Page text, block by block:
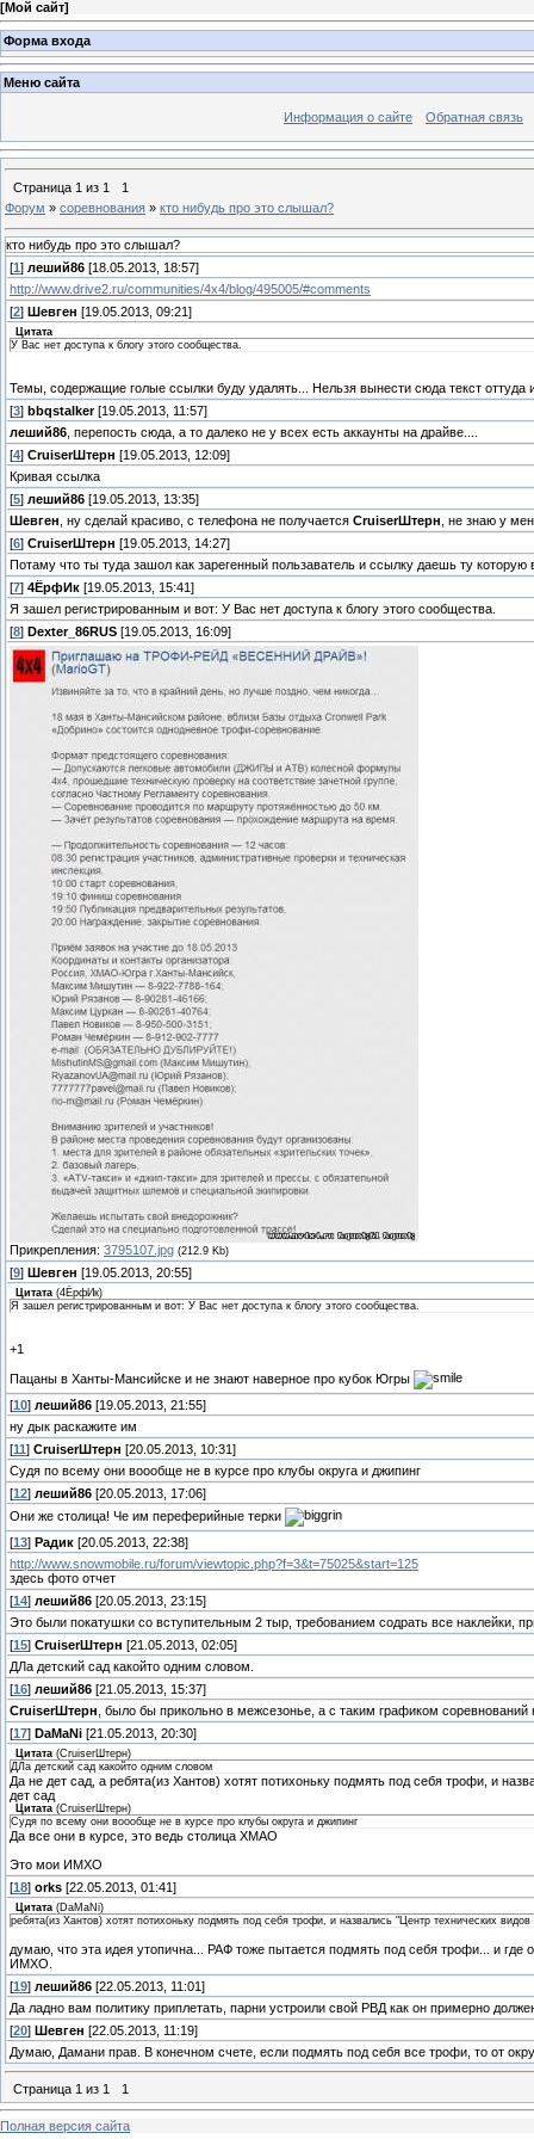
[Мой сайт]
Форма входа
Меню сайта
Информация о сайте Обратная связь
Страница 1 из 1
1
Форум » соревнования » кто нибудь про это слышал?
кто нибудь про это слышал?
[1 ] леший86 [18.05.2013, 18:57]
http://www.drive2.ru/communities/4x4/blog/495005/#comments
[2] Шевген [19.05.2013, 09:21]
Цитата
У Вас нет доступа к блогу этого сообщества.
Темы, содержащие голые ссылки буду удалять... Нельзя вынести сюда текст
[3] bbqstalker[19.05.2013, 11:57]
леший86 , перепость сюда, а то далеко не у всех есть аккаунты на драйве....
[4] СruiserШтерн [19.05.2013, 12:09]
Кривая ссылка
[5] леший86 [19.05.2013, 13:35]
Шевген , ну сделай красиво, с телефона не получается СruiserШтерн , не знаю у
[6] СruiserШтерн [19.05.2013, 14:27]
Потаму что ты туда зашол как зарегенный пользаватель и ссылку даешь ту
[7] 4ЁрфИк [19.05.2013, 15:41]
Я зашел регистрированным и вот: У Вас нет доступа к блогу этого сообщества.
[8] Dexter_86RUS [19.05.2013, 16:09]
Прикрепления: 3795107.jpg (212.9 Kb)
[9] Шевген [19.05.2013, 20:55]
Цитата (4ЁрфИк)
Я зашел регистрированным и вот: У Вас нет доступа к блогу этого сообщества.
+1
Пацаны в Ханты-Мансийске и не знают наверное про кубок Югры
[10] леший86 [19.05.2013, 21:55]
ну дык раскажите им
[11 ] СruiserШтерн [20.05.2013, 10:31]
Судя по всему они воообще не в курсе про клубы округа и джипинг
[12] леший86 [20.05.2013, 17:06]
Они же столица! Че им переферийные терки
[13] Радик [20.05.2013, 22:38]
http://www.snowmobile.ru/forum/viewtopic.php?f=3&t=75025&start=125
здесь фото отчет
[14] леший86 [20.05.2013, 23:15]
Это были покатушки со вступительным 2 тыр, требованием содрать все наклейки,
[15] СruiserШтерн [21.05.2013, 02:05]
ДЛа детский сад какойто одним словом.
[16] леший86 [21.05.2013, 15:37]
СruiserШтерн , было бы прикольно в межсезонье, а с таким графиком соревнований
[17] DaMaNi [21.05.2013, 20:30]
Цитата (СruiserШтерн)
ДЛа детский сад какойто одним словом
Да не дет сад, а ребята(из Хантов) хотят потихоньку подмять под себя трофи, и
дет сад
Цитата (СruiserШтерн)
Судя по всему они воообще не в курсе про клубы округа и джипинг
Да все они в курсе, это ведь столица ХМАО
Это мои ИМХО
[18] orks [22.05.2013, 01:41]
Цитата (DaMaNi)
ребята(из Хантов) хотят потихоньку подмять под себя трофи, и назвались "Центр технических
думаю, что эта идея утопична... РАФ тоже пытается подмять под себя трофи... и где
ИМХО.
[19] леший86 [22.05.2013, 11:01]
Да ладно вам политику приплетать, парни устроили свой РВД как он примерно
[20] Шевген [22.05.2013, 11:19]
Думаю, Дамани прав. В конечном счете, если подмять под себя все трофи, то от
Страница 1 из 1 1
Полная версия сайта